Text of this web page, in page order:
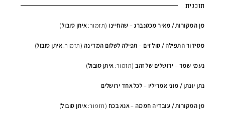
תוכנית
מן המקורות / מאיר מכטנברג – שהחיינו (תזמור:איתן סובול)
מסידור התפילה / סול זים – תפילה לשלום המדינה (תזמור:איתן סובול)
נעמי שמר – ירושלים של זהב (תזמור:איתן סובול)
נתן יונתן / מוני אמריליו – לכל אחד ירושלים
מן המקורות / עובדיה חממה –אנא בכח (תזמור:איתן סובול)